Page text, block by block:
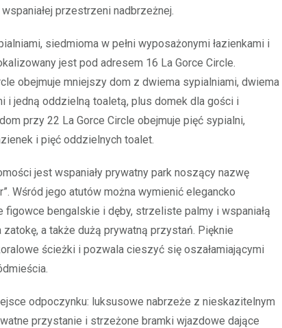
przestrzeni nadbrzeżnej.
siedmioma w pełni wyposażonymi łazienkami i
jest pod adresem 16 La Gorce Circle.
obejmuje mniejszy dom z dwiema sypialniami, dwiema
i jedną oddzielną toaletą, plus domek dla gości i
przy 22 La Gorce Circle obejmuje pięć sypialni,
i pięć oddzielnych toalet.
jest wspaniały prywatny park noszący nazwę
Wśród jego atutów można wymienić elegancko
bengalskie i dęby, strzeliste palmy i wspaniałą
a także dużą prywatną przystań. Pięknie
ścieżki i pozwala cieszyć się oszałamiającymi
odpoczynku: luksusowe nabrzeże z nieskazitelnym
przystanie i strzeżone bramki wjazdowe dające